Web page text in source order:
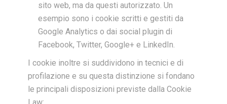
sito web, ma da questi autorizzato. Un
esempio sono i cookie scritti e gestiti da
Google Analytics o dai social plugin di
Facebook, Twitter, Google+ e LinkedIn.
I cookie inoltre si suddividono in tecnici e di
profilazione e su questa distinzione si fondano
le principali disposizioni previste dalla Cookie